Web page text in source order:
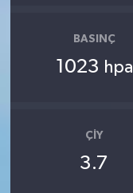
BASINÇ
1023 hpa
ÇIY
3.7